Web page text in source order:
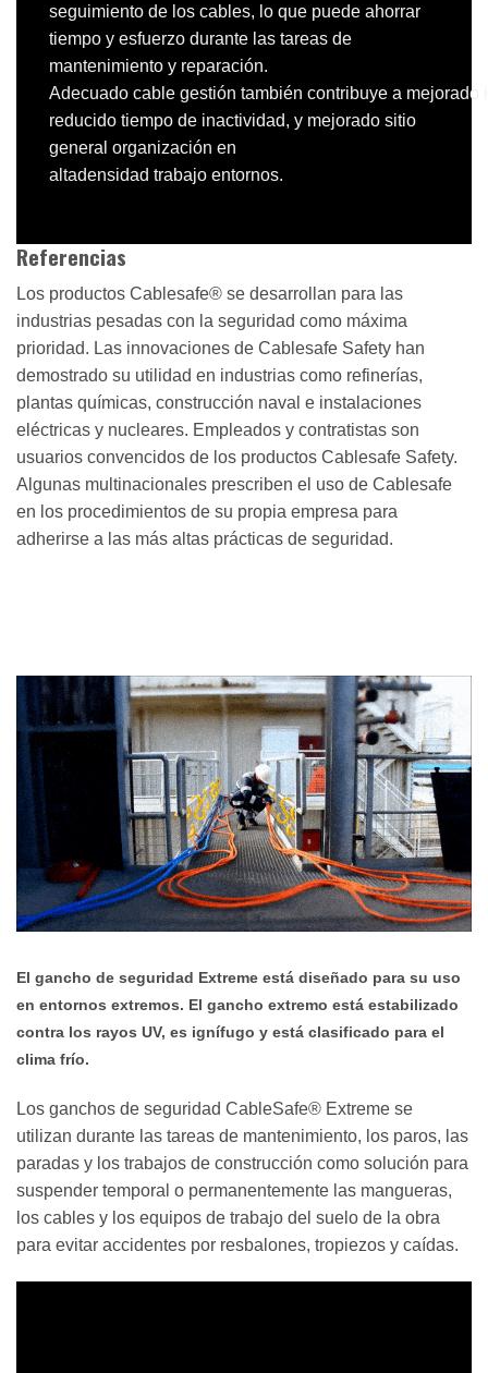
seguimiento de los cables, lo que puede ahorrar
tiempo y esfuerzo durante las tareas de
mantenimiento y reparación.
Adecuado cable gestión también contribuye a mejorado
reducido tiempo de inactividad, y mejorado sitio
general organización en
altadensidad trabajo entornos.
Referencias
Los productos Cablesafe® se desarrollan para las
industrias pesadas con la seguridad como máxima
prioridad. Las innovaciones de Cablesafe Safety han
demostrado su utilidad en industrias como refinerías,
plantas químicas, construcción naval e instalaciones
eléctricas y nucleares. Empleados y contratistas son
usuarios convencidos de los productos Cablesafe Safety.
Algunas multinacionales prescriben el uso de Cablesafe
en los procedimientos de su propia empresa para
adherirse a las más altas prácticas de seguridad.
El gancho de seguridad Extreme está diseñado para su uso
en entornos extremos. El gancho extremo está estabilizado
contra los rayos UV, es ignífugo y está clasificado para el
clima frío.
Los ganchos de seguridad CableSafe® Extreme se
utilizan durante las tareas de mantenimiento, los paros, las
paradas y los trabajos de construcción como solución para
suspender temporal o permanentemente las mangueras,
los cables y los equipos de trabajo del suelo de la obra
para evitar accidentes por resbalones, tropiezos y caídas.